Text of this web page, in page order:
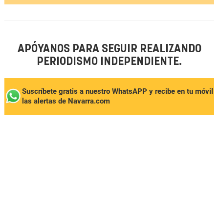
APÓYANOS PARA SEGUIR REALIZANDO
PERIODISMO INDEPENDIENTE.
Suscríbete gratis a nuestro WhatsAPP y recibe en tu móvil
las alertas de Navarra.com